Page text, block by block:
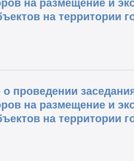
на размещение и
на территории
проведении
на размещение и
на территории